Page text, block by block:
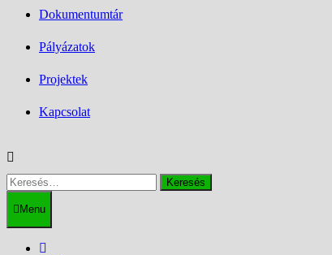
Dokumentumtár
Pályázatok
Projektek
Kapcsolat
Keresés:
Menu